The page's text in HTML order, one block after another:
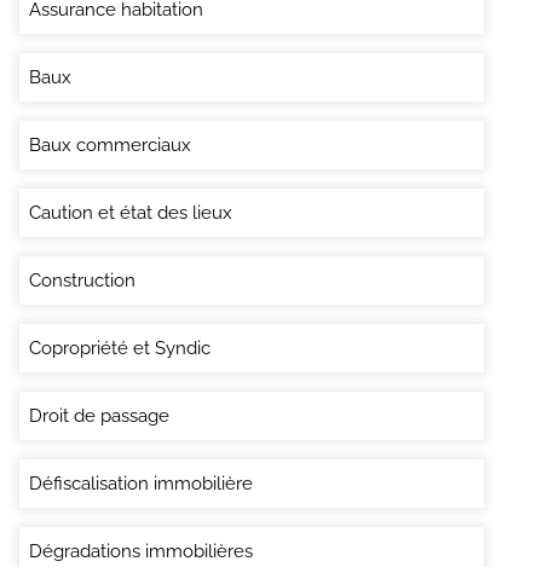
Assurance habitation
Baux
Baux commerciaux
Caution et état des lieux
Construction
Copropriété et Syndic
Droit de passage
Défiscalisation immobilière
Dégradations immobilières